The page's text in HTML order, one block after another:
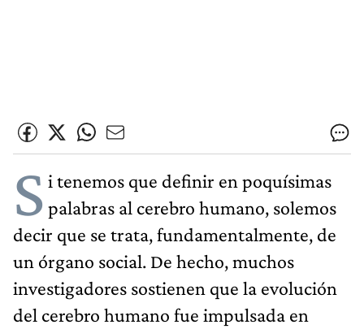
S i tenemos que definir en poquísimas
palabras al cerebro humano, solemos
decir que se trata, fundamentalmente, de
un órgano social. De hecho, muchos
investigadores sostienen que la evolución
del cerebro humano fue impulsada en